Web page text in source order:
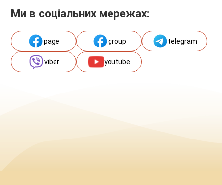
Ми в соціальних мережах:
page group telegram
viber youtube